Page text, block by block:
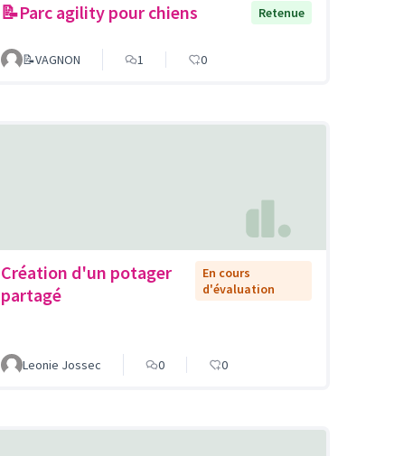
📝Parc agility pour chiens Retenue
📝VAGNON 1 0
Création d'un potager
partagé
En cours
d'évaluation
Leonie Jossec 0 0